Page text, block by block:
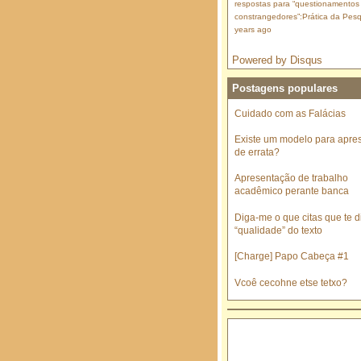
respostas para “questionamentos
constrangedores”:Prática da
years ago
Powered by Disqus
Postagens populares
Cuidado com as Falácias
Existe um modelo para
de errata?
Apresentação de trabalho
acadêmico perante banca
Diga-me o que citas que te
“qualidade” do texto
[Charge] Papo Cabeça #1
Vcoê cecohne etse tetxo?